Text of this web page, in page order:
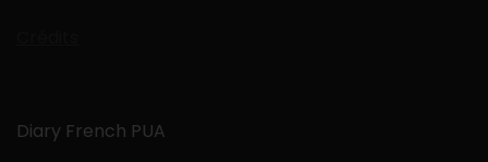
Diary French PUA